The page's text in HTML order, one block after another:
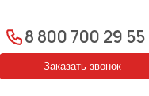
8 800 700 29 55
Заказать звонок